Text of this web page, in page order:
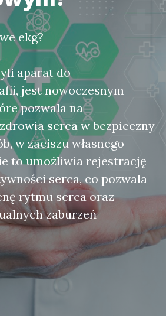
ekg?
aparat do
jest nowoczesnym
pozwala na
serca w bezpieczny
w zaciszu własnego
to umożliwia rejestrację
serca, co pozwala
rytmu serca oraz
zaburzeń